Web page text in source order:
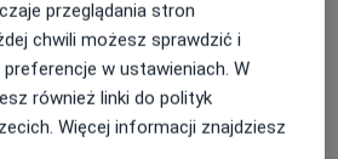
lokalizacje (1)
przeglądania stron
chwili możesz sprawdzić i
w ustawieniach. W
również linki do polityk
Więcej informacji znajdziesz